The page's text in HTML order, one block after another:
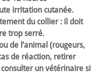
irritation cutanée.
du collier : il doit
trop serré.
de l’animal (rougeurs,
de réaction, retirer
un vétérinaire si